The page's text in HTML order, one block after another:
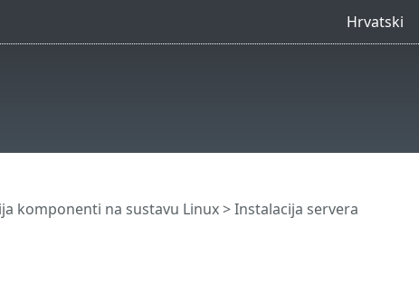
Hrvatski
komponenti na sustavu Linux>Instalacija servera